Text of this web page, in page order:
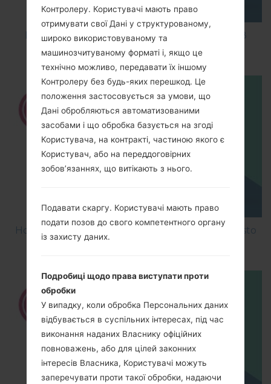
How to Factory Reset through code on LG K8
M200E?
How to Factory Reset through menu on LG Aristo
Контролеру. Користувачі мають право
отримувати свої Дані у структурованому,
широко використовуваному та
машинозчитуваному форматі і, якщо це
технічно можливо, передавати їх іншому
Контролеру без будь-яких перешкод. Це
положення застосовується за умови, що
Дані обробляються автоматизованими
засобами і що обробка базується на згоді
Користувача, на контракті, частиною якого є
Користувач, або на переддоговірних
зобов’язаннях, що витікають з нього.
Подавати скаргу. Користувачі мають право
подати позов до свого компетентного органу
із захисту даних.
Подробиці щодо права виступати проти
обробки
У випадку, коли обробка Персональних даних
відбувається в суспільних інтересах, під час
виконання наданих Власнику офіційних
повноважень, або для цілей законних
інтересів Власника, Користувачі можуть
заперечувати проти такої обробки, надаючи